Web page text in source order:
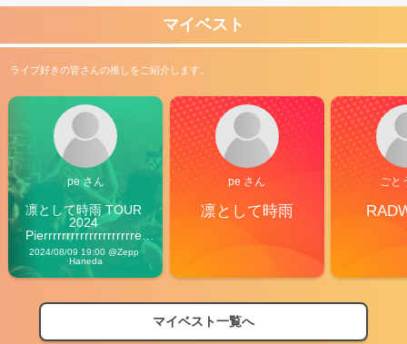
マイベスト
ライブ好きの皆さんの推しをご紹介します。
pe さん
凛として時雨 TOUR
2024
Pierrrrrrrrrrrrrrrrrrrre
Vibes
2024/08/09 19:00 @Zepp
Haneda
pe さん
凛として時雨
ごと
マイベスト一覧へ